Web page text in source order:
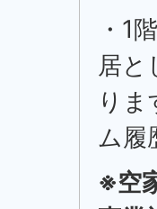
・1
居と
り
ム履
※空